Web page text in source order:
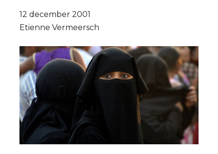
12 december 2001
Etienne Vermeersch